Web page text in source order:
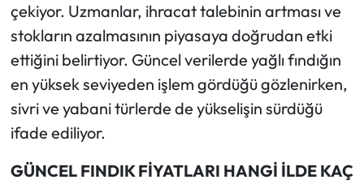
çekiyor. Uzmanlar, ihracat talebinin artması ve
stokların azalmasının piyasaya doğrudan etki
ettiğini belirtiyor. Güncel verilerde yağlı fındığın
en yüksek seviyeden işlem gördüğü gözlenirken,
sivri ve yabani türlerde de yükselişin sürdüğü
ifade ediliyor.
GÜNCEL FINDIK FİYATLARI HANGİ İLDE KAÇ